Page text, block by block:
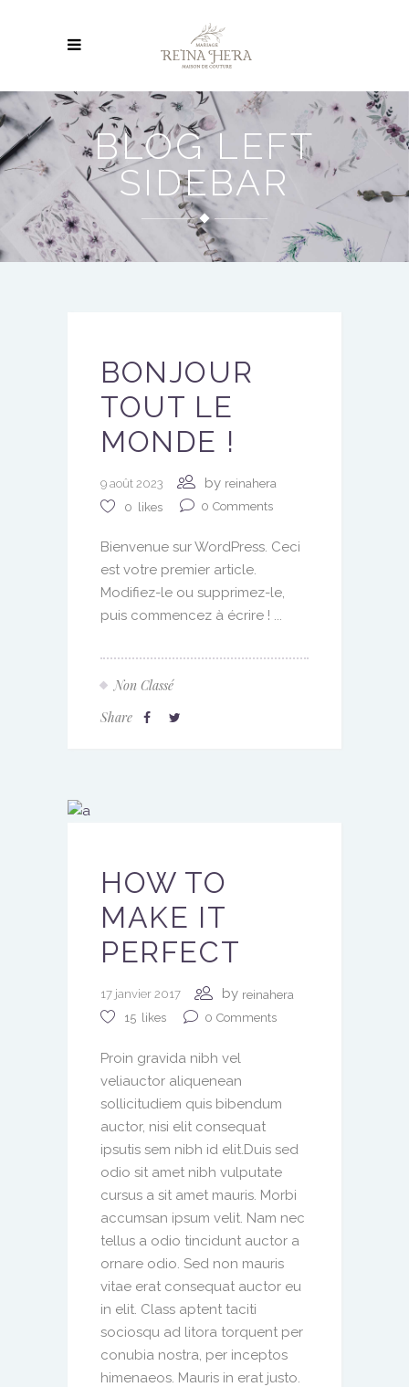
BLOG LEFT
SIDEBAR
BONJOUR
TOUT LE
MONDE !
9 août 2023 by reinahera
0
likes 0 Comments
Bienvenue sur WordPress. Ceci
est votre premier article.
Modifiez-le ou supprimez-le,
puis commencez à écrire ! ...
Non Classé
Share
HOW TO
MAKE IT
PERFECT
17 janvier 2017 by reinahera
15 likes 0 Comments
Proin gravida nibh vel
veliauctor aliquenean
sollicitudiem quis bibendum
auctor, nisi elit consequat
ipsutis sem nibh id elit.Duis sed
odio sit amet nibh vulputate
cursus a sit amet mauris. Morbi
accumsan ipsum velit. Nam nec
tellus a odio tincidunt auctor a
ornare odio. Sed non mauris
vitae erat consequat auctor eu
in elit. Class aptent taciti
sociosqu ad litora torquent per
conubia nostra, per inceptos
himenaeos. Mauris in erat justo.